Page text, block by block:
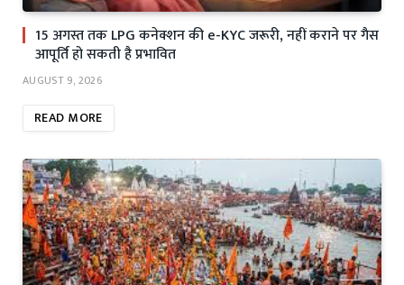
15 अगस्त तक LPG कनेक्शन की e-KYC जरूरी, नहीं कराने पर गैस
आपूर्ति हो सकती है प्रभावित
AUGUST 9, 2026
READ MORE